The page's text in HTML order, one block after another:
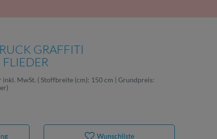
GRAFFITI
inkl. MwSt. ( Stoffbreite (cm): 150 cm | Grundpreis:
)
Wunschliste